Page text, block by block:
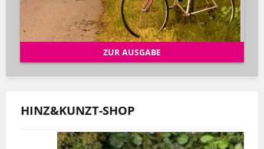
ZUR AUSGABE
HINZ&KUNZT-SHOP